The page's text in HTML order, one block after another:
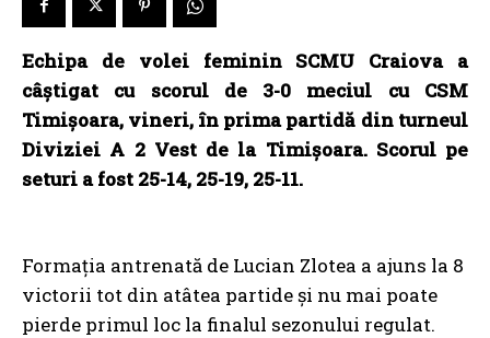
Echipa de volei feminin SCMU Craiova a
câștigat cu scorul de 3-0 meciul cu CSM
Timișoara, vineri, în prima partidă din turneul
Diviziei A 2 Vest de la Timișoara. Scorul pe
seturi a fost 25-14, 25-19, 25-11.
Formația antrenată de Lucian Zlotea a ajuns la 8
victorii tot din atâtea partide și nu mai poate
pierde primul loc la finalul sezonului regulat.